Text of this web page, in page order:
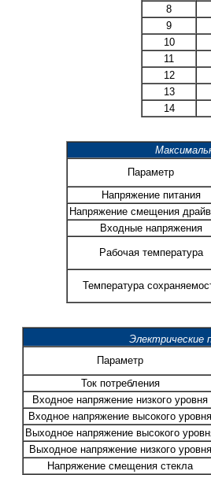
8
9
10
11
12
13
14
Параметр
Напряжение питания
Напряжение смещения
Входные напряжения
Рабочая температура
Температура
Электрические
Параметр
Ток потребления
Входное напряжение низкого уровня
Входное напряжение высокого уровня
Выходное напряжение высокого
Выходное напряжение низкого уровня
Напряжение смещения стекла